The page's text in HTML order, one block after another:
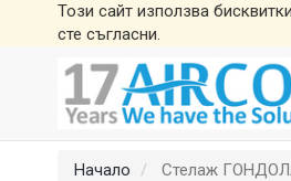
Този сайт използва
сте съгласни.
Начало Стелаж